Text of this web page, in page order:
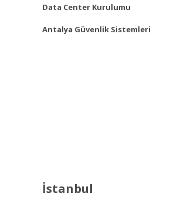
Data Center Kurulumu
Antalya Güvenlik Sistemleri
İstanbul